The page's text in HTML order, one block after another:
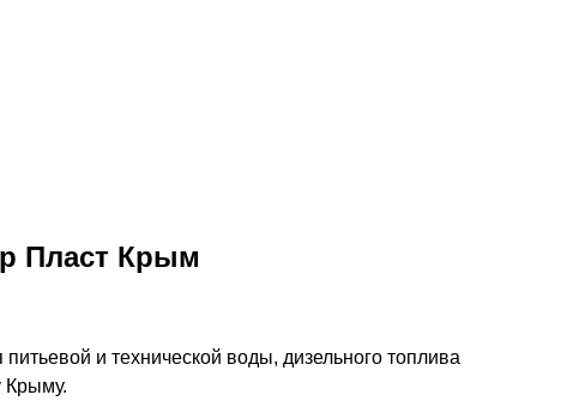
Пласт Крым
и технической воды, дизельного топлива
Крыму.